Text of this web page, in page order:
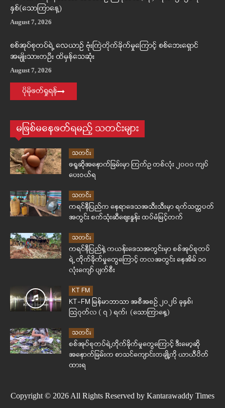
နှစ်(သောကြာနေ့)
August 7, 2026
စစ်အုပ်စုတပ်ရဲ့ လေယာဉ် ဗုံးကြဲတိုက်ခိုက်မှုကြောင့် စစ်ဘေးရှောင်
အမျိုးသားတဦး ထိမှန်သေဆုံး
August 7, 2026
ပိုမိုဖတ်ရှုရန်
မဖြစ်မနေဖတ်ရမည့် သတင်းများ
သတင်း
ဖရူဆိုအနောက်ခြမ်းမှာ ကြက်ဥ တစ်လုံး ၂၀၀၀ ကျပ်
ပေးဝယ်ရ
သတင်း
ကရင်နီပြည်က နေရာဒေသအသီးသီးမှာ ရက်သတ္တပတ်
အတွင်း စက်သုံးဆီဈေးနှုန်း ထပ်မံမြင့်တက်
သတင်း
ကရင်နီပြည်နဲ့ ကယန်းဒေသအတွင်းမှာ စစ်အုပ်စုတပ်
ရဲ့ တိုက်ခိုက်မှုတွေကြောင့် တလအတွင်း နေအိမ် ၁၀
လုံးကျော် ပျက်စီး
KT FM
KT-FM မြန်မာဘာသာ အစီအစဉ် ၂၀၂၆ ခုနှစ်၊
ဩဂုတ်လ ( ၇ ) ရက်၊ (သောကြာနေ့)
သတင်း
စစ်အုပ်စုတပ်ရဲ့တိုက်ခိုက်မှုတွေကြောင့် ဒီးမော့ဆို
အနောက်ခြမ်းက စာသင်ကျောင်းတချို့ကို ယာယီပိတ်
ထားရ
Copyright © 2026 All Rights Reserved by Kantarawaddy Times